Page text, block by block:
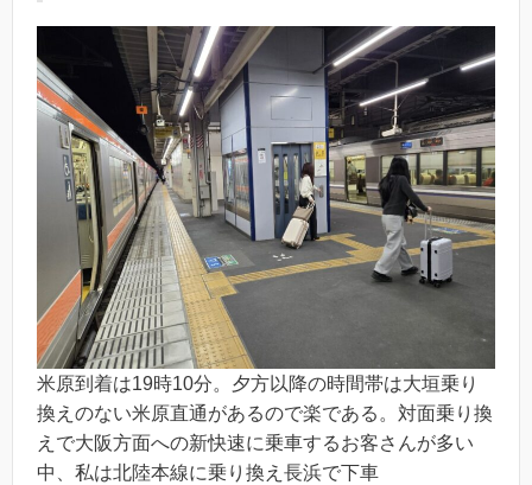
米原到着は19時10分。夕方以降の時間帯は大垣乗り
換えのない米原直通があるので楽である。対面乗り換
えで大阪方面への新快速に乗車するお客さんが多い
中、私は北陸本線に乗り換え長浜で下車